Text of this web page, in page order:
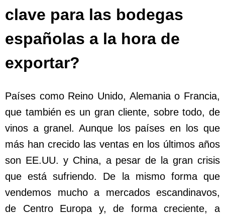
clave para las bodegas
españolas a la hora de
exportar?
Países como Reino Unido, Alemania o Francia,
que también es un gran cliente, sobre todo, de
vinos a granel. Aunque los países en los que
más han crecido las ventas en los últimos años
son EE.UU. y China, a pesar de la gran crisis
que está sufriendo. De la mismo forma que
vendemos mucho a mercados escandinavos,
de Centro Europa y, de forma creciente, a